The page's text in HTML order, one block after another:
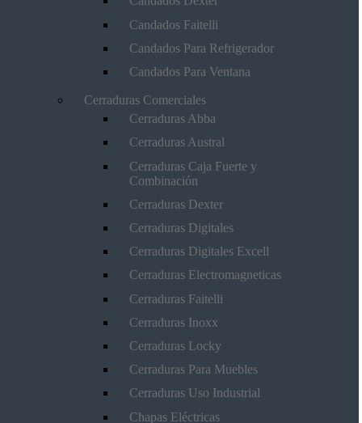
Candados Faitelli
Candados Para Refrigerador
Candados Para Ventana
Cerraduras Comerciales
Cerraduras Abba
Cerraduras Austral
Cerraduras Caja Fuerte y
Combinación
Cerraduras Dexter
Cerraduras Digitales
Cerraduras Digitales Excell
Cerraduras Electromagneticas
Cerraduras Faitelli
Cerraduras Inoxx
Cerraduras Locky
Cerraduras Para Muebles
Cerraduras Uso Industrial
Chapas Eléctricas